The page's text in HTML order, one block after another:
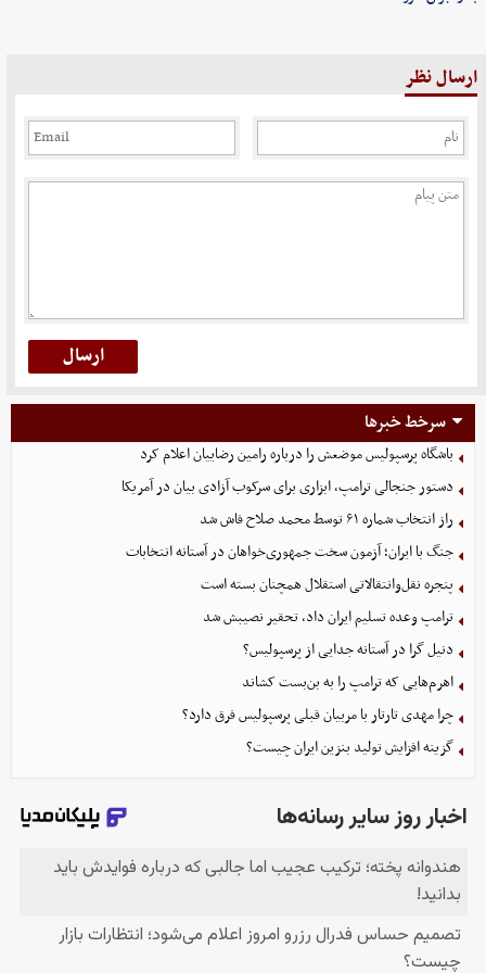
ارسال نظر
سرخط خبرها
باشگاه پرسپولیس موضعش را درباره رامین رضاییان اعلام کرد
دستور جنجالی ترامپ، ابزاری برای سرکوب آزادی بیان در آمریکا
راز انتخاب شماره ۶۱ توسط محمد صلاح فاش شد
جنگ با ایران؛ آزمون سخت جمهوری‌خواهان در آستانه انتخابات
پنجره نقل‌وانتقالاتی استقلال همچنان بسته است
ترامپ وعده تسلیم ایران داد، تحقیر نصیبش شد
دنیل گرا در آستانه جدایی از پرسپولیس؟
اهرم‌هایی که ترامپ را به بن‌بست کشاند
چرا مهدی تارتار با مربیان قبلی پرسپولیس فرق دارد؟
گزینه‌ افزایش تولید بنزین ایران چیست؟